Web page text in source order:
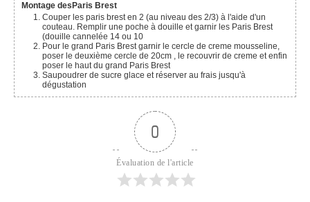
Montage desParis Brest
Couper les paris brest en 2 (au niveau des 2/3) à l'aide d'un
couteau. Remplir une poche à douille et garnir les Paris Brest
(douille cannelée 14 ou 10
Pour le grand Paris Brest garnir le cercle de creme mousseline,
poser le deuxième cercle de 20cm , le recouvrir de creme et enfin
poser le haut du grand Paris Brest
Saupoudrer de sucre glace et réserver au frais jusqu'à
dégustation
0
Évaluation de l'article